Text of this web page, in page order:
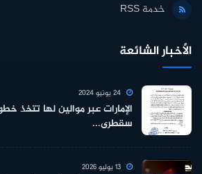
خدمة RSS
الأخبار الشائعة
الإمارات عبر موالين لها تتخذ
سقطرى...